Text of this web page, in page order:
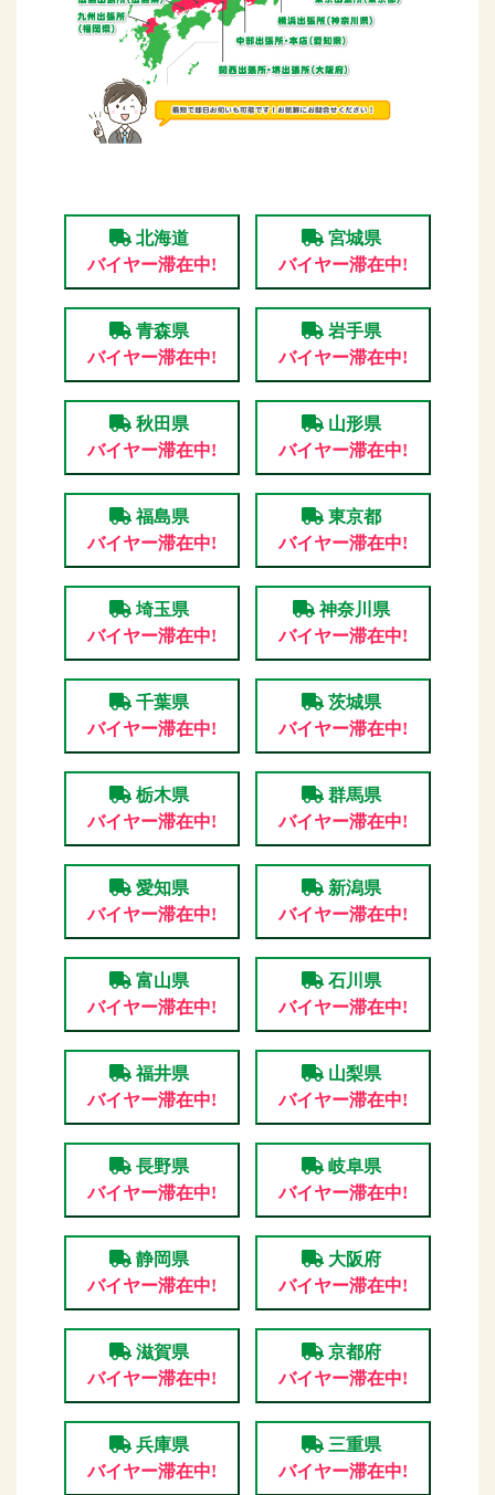
北海道
バイヤー滞在中!
宮城県
バイヤー滞在中!
青森県
バイヤー滞在中!
岩手県
バイヤー滞在中!
秋田県
バイヤー滞在中!
山形県
バイヤー滞在中!
福島県
バイヤー滞在中!
東京都
バイヤー滞在中!
埼玉県
バイヤー滞在中!
神奈川県
バイヤー滞在中!
千葉県
バイヤー滞在中!
茨城県
バイヤー滞在中!
栃木県
バイヤー滞在中!
群馬県
バイヤー滞在中!
愛知県
バイヤー滞在中!
新潟県
バイヤー滞在中!
富山県
バイヤー滞在中!
石川県
バイヤー滞在中!
福井県
バイヤー滞在中!
山梨県
バイヤー滞在中!
長野県
バイヤー滞在中!
岐阜県
バイヤー滞在中!
静岡県
バイヤー滞在中!
大阪府
バイヤー滞在中!
滋賀県
バイヤー滞在中!
京都府
バイヤー滞在中!
兵庫県
バイヤー滞在中!
三重県
バイヤー滞在中!